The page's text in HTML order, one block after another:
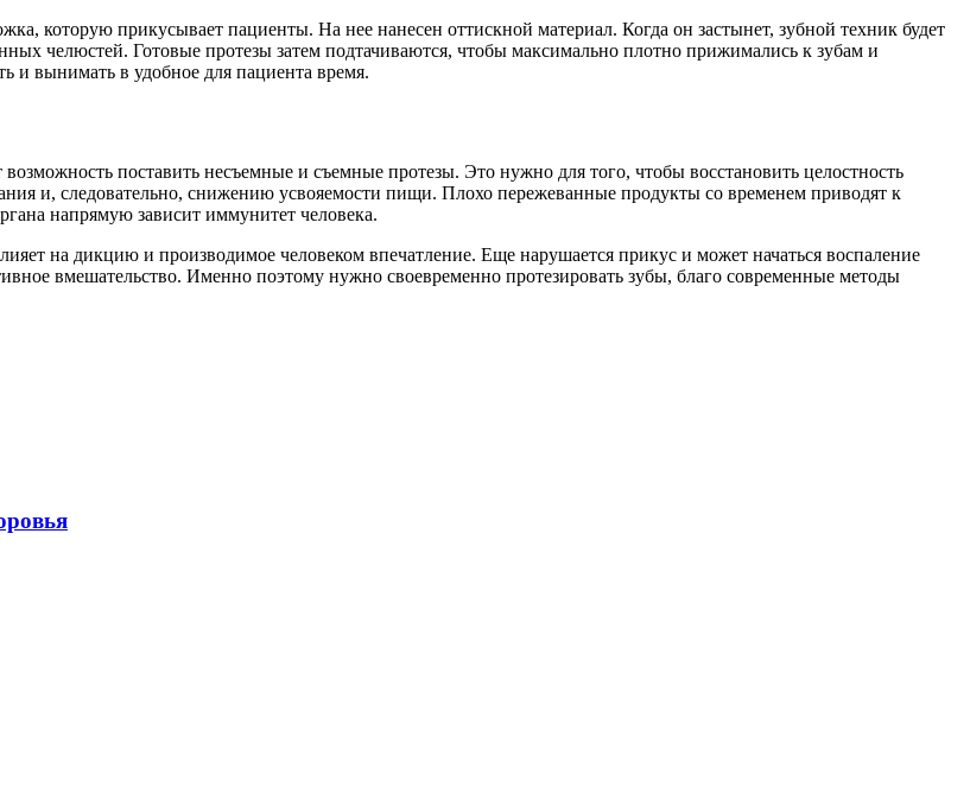
которую прикусывает пациенты. На нее нанесен оттискной материал. Когда он застынет, зубной техник будет
челюстей. Готовые протезы затем подтачиваются, чтобы максимально плотно прижимались к зубам и
и вынимать в удобное для пациента время.
возможность поставить несъемные и съемные протезы. Это нужно для того, чтобы восстановить целостность
и, следовательно, снижению усвояемости пищи. Плохо пережеванные продукты со временем приводят к
напрямую зависит иммунитет человека.
на дикцию и производимое человеком впечатление. Еще нарушается прикус и может начаться воспаление
вмешательство. Именно поэтому нужно своевременно протезировать зубы, благо современные методы